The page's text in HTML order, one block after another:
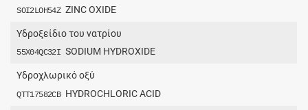
SOI2LOH54Z ZINC OXIDE
Υδροξείδιο του νατρίου
55X04QC32I SODIUM HYDROXIDE
Υδροχλωρικό οξύ
QTT17582CB HYDROCHLORIC ACID